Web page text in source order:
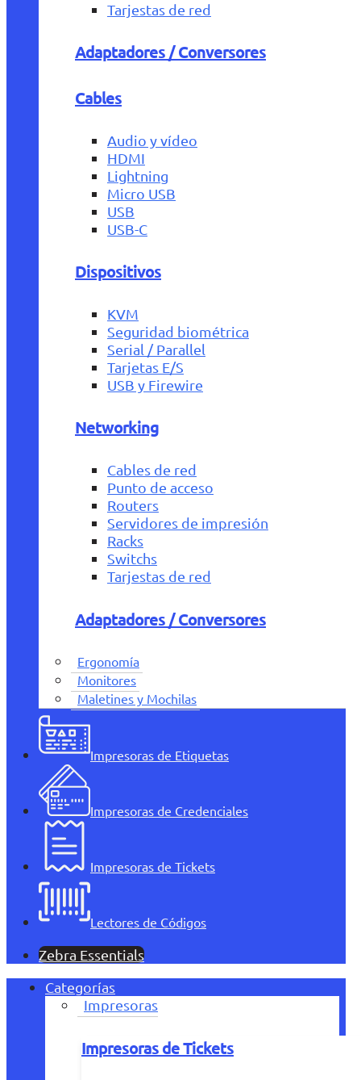
Tarjestas de red
Adaptadores / Conversores
Cables
Audio y vídeo
HDMI
Lightning
Micro USB
USB
USB-C
Dispositivos
KVM
Seguridad biométrica
Serial / Parallel
Tarjetas E/S
USB y Firewire
Networking
Cables de red
Punto de acceso
Routers
Servidores de impresión
Racks
Switchs
Tarjestas de red
Adaptadores / Conversores
Ergonomía
Monitores
Maletines y Mochilas
Impresoras de Etiquetas
Impresoras de Credenciales
Impresoras de Tickets
Lectores de Códigos
Zebra Essentials
Categorías
Impresoras
Impresoras de Tickets